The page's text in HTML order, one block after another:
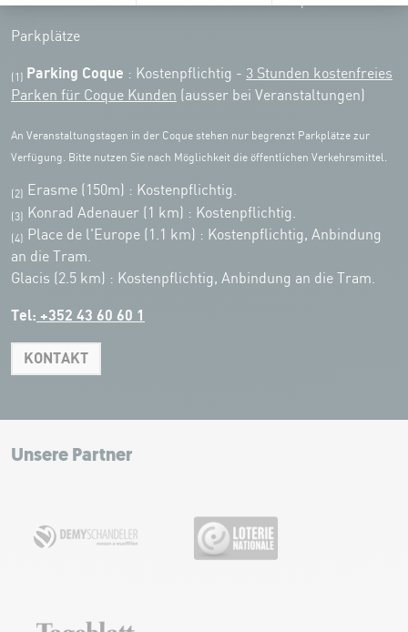
Parkplätze
(1) Parking Coque : Kostenpflichtig - 3 Stunden kostenfreies
Parken für Coque Kunden (ausser bei Veranstaltungen)
An Veranstaltungstagen in der Coque stehen nur begrenzt Parkplätze zur
Verfügung. Bitte nutzen Sie nach Möglichkeit die öffentlichen Verkehrsmittel.
(2) Erasme (150m) : Kostenpflichtig.
(3) Konrad Adenauer (1 km) : Kostenpflichtig.
(4)
Place de l'Europe (1.1 km) : Kostenpflichtig, Anbindung
an die Tram.
Glacis (2.5 km) : Kostenpflichtig, Anbindung an die Tram.
Tel: +352 43 60 60 1
KONTAKT
+
−
Leaflet|Map tiles by Carto, under CC BY 3.0. Data by OpenStreetMap, under
Unsere Partner